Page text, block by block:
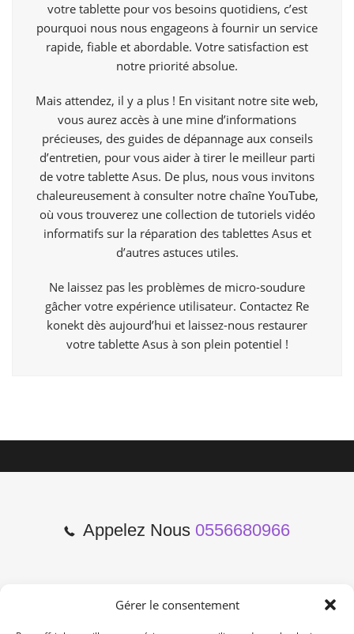
Gérer le consentement
votre tablette pour vos besoins quotidiens, c’est
pourquoi nous nous engageons à fournir un service
rapide, fiable et abordable. Votre satisfaction est
notre priorité absolue.
Mais attendez, il y a plus ! En visitant notre site web,
vous aurez accès à une mine d’informations
précieuses, des guides de dépannage aux conseils
d’entretien, pour vous aider à tirer le meilleur parti
de votre tablette Asus. De plus, nous vous invitons
chaleureusement à consulter notre chaîne YouTube,
où vous trouverez une collection de tutoriels vidéo
informatifs sur la réparation des tablettes Asus et
d’autres astuces utiles.
Ne laissez pas les problèmes de micro-soudure
gâcher votre expérience utilisateur. Contactez Re
konekt dès aujourd’hui et laissez-nous restaurer
votre tablette Asus à son plein potentiel !
Appelez Nous 0556680966
2 Cours de l'Yser 33800